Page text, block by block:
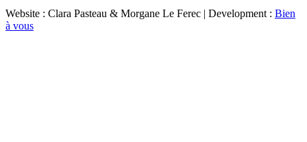
Website : Clara Pasteau & Morgane Le Ferec | Development : Bien
à vous